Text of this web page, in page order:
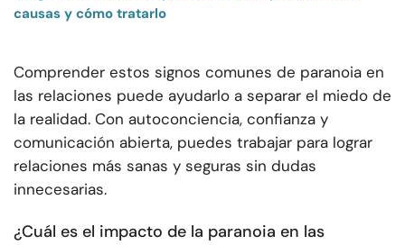
causas y cómo tratarlo
Comprender estos signos comunes de paranoia en
las relaciones puede ayudarlo a separar el miedo de
la realidad. Con autoconciencia, confianza y
comunicación abierta, puedes trabajar para lograr
relaciones más sanas y seguras sin dudas
innecesarias.
¿Cuál es el impacto de la paranoia en las